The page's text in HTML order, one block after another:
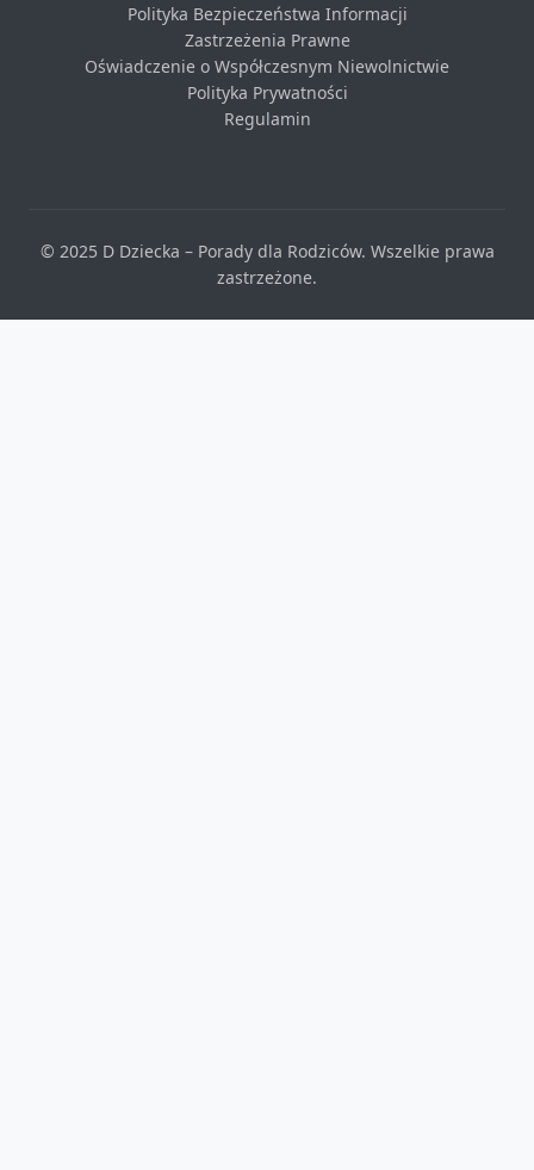
Polityka Bezpieczeństwa Informacji
Zastrzeżenia Prawne
Oświadczenie o Współczesnym Niewolnictwie
Polityka Prywatności
Regulamin
© 2025 D Dziecka – Porady dla Rodziców. Wszelkie prawa
zastrzeżone.